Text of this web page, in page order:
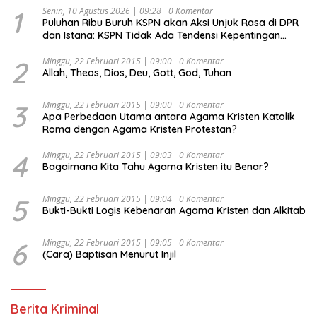
1 Senin, 10 Agustus 2026 | 09:28 0 Komentar
Puluhan Ribu Buruh KSPN akan Aksi Unjuk Rasa di DPR
dan Istana: KSPN Tidak Ada Tendensi Kepentingan
2 Minggu, 22 Februari 2015 | 09:00 0 Komentar
Allah, Theos, Dios, Deu, Gott, God, Tuhan
3 Minggu, 22 Februari 2015 | 09:00 0 Komentar
Apa Perbedaan Utama antara Agama Kristen Katolik
Roma dengan Agama Kristen Protestan?
4 Minggu, 22 Februari 2015 | 09:03 0 Komentar
Bagaimana Kita Tahu Agama Kristen itu Benar?
5 Minggu, 22 Februari 2015 | 09:04 0 Komentar
Bukti-Bukti Logis Kebenaran Agama Kristen dan Alkitab
6 Minggu, 22 Februari 2015 | 09:05 0 Komentar
(Cara) Baptisan Menurut Injil
Berita Kriminal